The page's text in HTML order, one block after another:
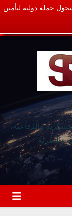
حملة دولية لتأمين
والدفاعية،
والبحرية